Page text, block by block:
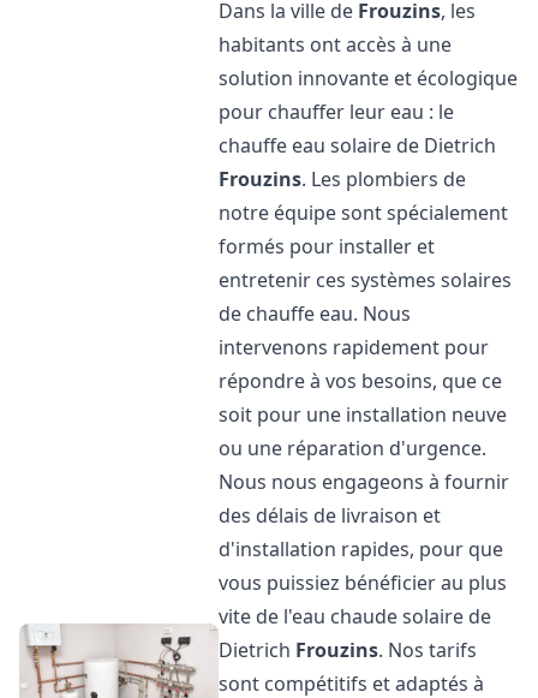
Dans la ville de Frouzins, les
habitants ont accès à une
solution innovante et écologique
pour chauffer leur eau : le
chauffe eau solaire de Dietrich
Frouzins. Les plombiers de
notre équipe sont spécialement
formés pour installer et
entretenir ces systèmes solaires
de chauffe eau. Nous
intervenons rapidement pour
répondre à vos besoins, que ce
soit pour une installation neuve
ou une réparation d'urgence.
Nous nous engageons à fournir
des délais de livraison et
d'installation rapides, pour que
vous puissiez bénéficier au plus
vite de l'eau chaude solaire de
Dietrich Frouzins. Nos tarifs
sont compétitifs et adaptés à